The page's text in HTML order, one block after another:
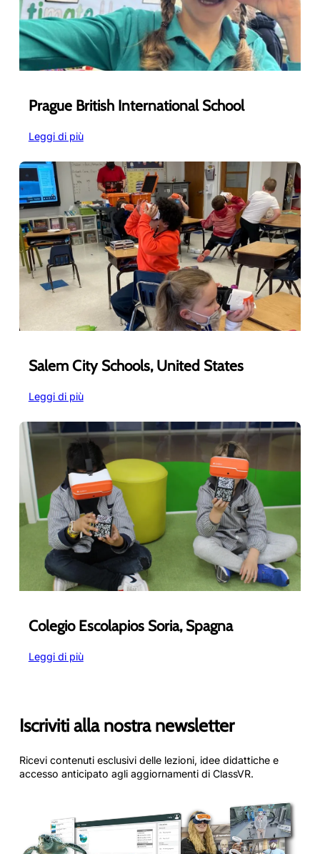
agli…
Prague British International School
Leggi di più:
British
International
School
Salem City Schools, United States
Leggi di più:
City
Schools,
United
States
Colegio Escolapios Soria, Spagna
Leggi di più:
Iscriviti alla nostra newsletter
Ricevi contenuti esclusivi delle lezioni, idee didattiche e
accesso anticipato agli aggiornamenti di ClassVR.